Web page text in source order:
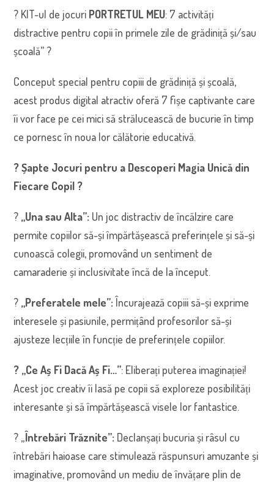
? KIT-ul de jocuri PORTRETUL MEU: 7 activități
distractive pentru copii în primele zile de grădiniță și/sau
școală” ?
Conceput special pentru copiii de grădiniță și școală,
acest produs digital atractiv oferă 7 fișe captivante care
îi vor face pe cei mici să strălucească de bucurie în timp
ce pornesc în noua lor călătorie educativă.
? Șapte Jocuri pentru a Descoperi Magia Unică din
Fiecare Copil ?
? „Una sau Alta”: Un joc distractiv de încălzire care
permite copiilor să-și împărtășească preferințele și să-și
cunoască colegii, promovând un sentiment de
camaraderie și inclusivitate încă de la început.
? „Preferatele mele”: Încurajează copiii să-și exprime
interesele și pasiunile, permițând profesorilor să-și
ajusteze lecțiile în funcție de preferințele copiilor.
? „Ce Aș Fi Dacă Aș Fi…”: Eliberați puterea imaginației!
Acest joc creativ îi lasă pe copii să exploreze posibilități
interesante și să împărtășească visele lor fantastice.
? „Întrebări Trăznite”: Declanșați bucuria și râsul cu
întrebări haioase care stimulează răspunsuri amuzante și
imaginative, promovând un mediu de învățare plin de